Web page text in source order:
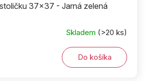
37x37 - Jarná zelená
Skladem (>20 ks)
Do košíka